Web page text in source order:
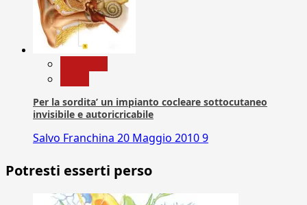
Per la sordita’ un impianto cocleare sottocutaneo
invisibile e autoricricabile
Salvo Franchina 20 Maggio 20109
Potresti esserti perso